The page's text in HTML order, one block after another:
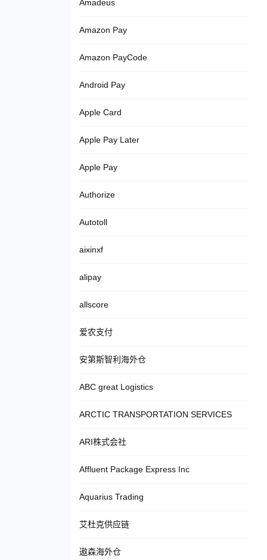
Amadeus
Amazon Pay
Amazon PayCode
Android Pay
Apple Card
Apple Pay Later
Apple Pay
Authorize
Autotoll
aixinxf
alipay
allscore
爱农支付
安第斯智利海外仓
ABC great Logistics
ARCTIC TRANSPORTATION SERVICES
ARI株式会社
Affluent Package Express Inc
Aquarius Trading
艾杜克供应链
遨森海外仓